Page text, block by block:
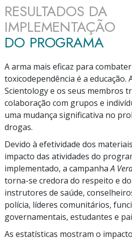
RESULTADOS DA
IMPLEMENTAÇÃO
DO PROGRAMA
A arma mais eficaz para
toxicodependência é a educação.
Scientology e os seus membros
colaboração com grupos e
uma mudança significativa no
drogas.
Devido à efetividade dos
impacto das atividades do
implementado, a campanhaA
torna-se credora do respeito e
instrutores de saúde,
polícia, líderes comunitários,
governamentais, estudantes e
As estatísticas mostram o